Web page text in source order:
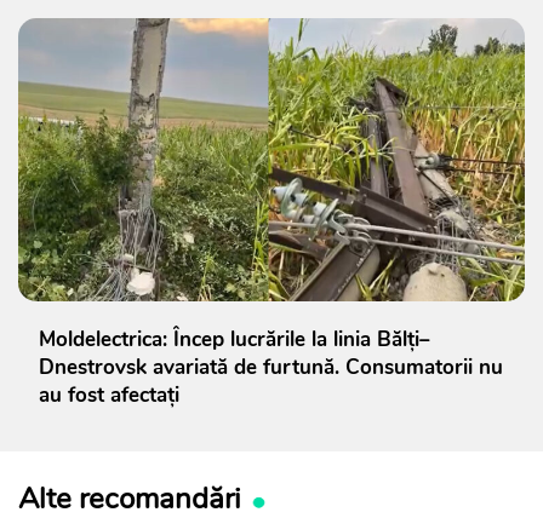
Moldelectrica: Încep lucrările la linia Bălți–
Dnestrovsk avariată de furtună. Consumatorii nu
au fost afectați
Alte recomandări